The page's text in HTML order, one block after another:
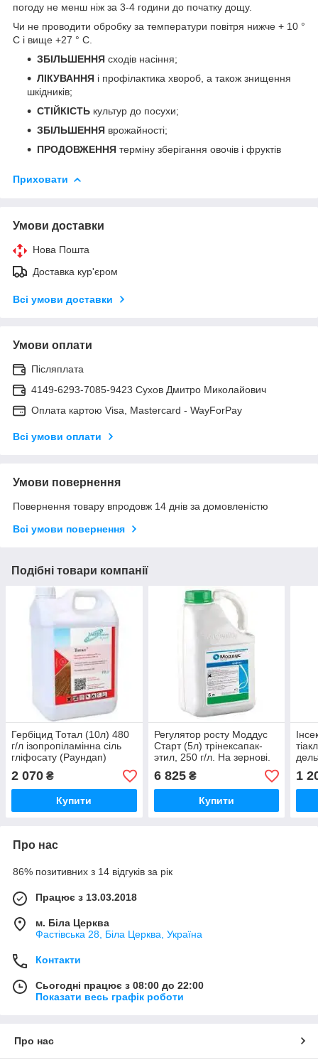
погоду не менш ніж за 3-4 години до початку дощу.
Чи не проводити обробку за температури повітря нижче + 10 °
С і вище +27 ° С.
ЗБІЛЬШЕННЯ сходів насіння;
ЛІКУВАННЯ і профілактика хвороб, а також знищення
шкідників;
СТІЙКІСТЬ культур до посухи;
ЗБІЛЬШЕННЯ врожайності;
ПРОДОВЖЕННЯ терміну зберігання овочів і фруктів
Приховати
Умови доставки
Нова Пошта
Доставка кур'єром
Всі умови доставки
Умови оплати
Післяплата
4149-6293-7085-9423 Сухов Дмитро Миколайович
Оплата картою Visa, Mastercard - WayForPay
Всі умови оплати
Умови повернення
Повернення товару впродовж 14 днів за домовленістю
Всі умови повернення
Подібні товари компанії
Гербіцид Тотал (10л) 480
г/л ізопропіламінна сіль
гліфосату (Раундап)
2 070 ₴
Купити
Регулятор росту Моддус
Старт (5л) трінексапак-
этил, 250 г/л. На зернові.
6 825₴
Купити
1
Про нас
86% позитивних з 14 відгуків за рік
Працює з 13.03.2018
м. Біла Церква
Фастівська 28, Біла Церква, Україна
Контакти
Сьогодні працює з 08:00 до 22:00
Показати весь графік роботи
Про нас